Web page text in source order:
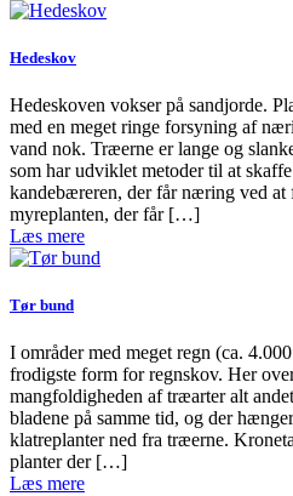
Hedeskov
Hedeskoven vokser på sandjorde.
med en meget ringe forsyning af
vand nok. Træerne er lange og
som har udviklet metoder til at
kandebæreren, der får næring ved at
myreplanten, der får […]
Læs mere
Tør bund
I områder med meget regn (ca.
frodigste form for regnskov. Her
mangfoldigheden af træarter alt
bladene på samme tid, og der
klatreplanter ned fra træerne.
planter der […]
Læs mere